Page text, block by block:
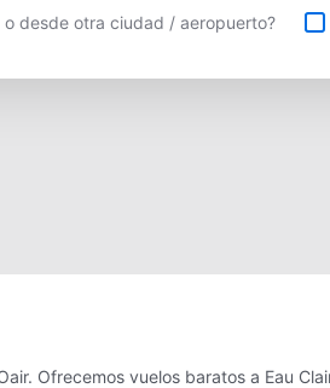
o desde otra ciudad / aeropuerto?
Ofrecemos vuelos baratos a Eau